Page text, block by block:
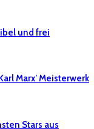
und frei
Marx’ Meisterwerk
Stars aus